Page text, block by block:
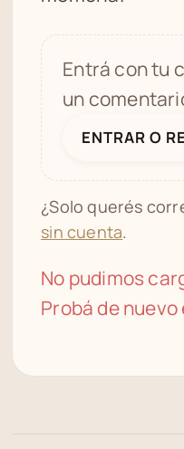
Entrá con tu
un
ENTRAR O
¿Solo querés
sin cuenta.
No pudimos
Probá de nuevo